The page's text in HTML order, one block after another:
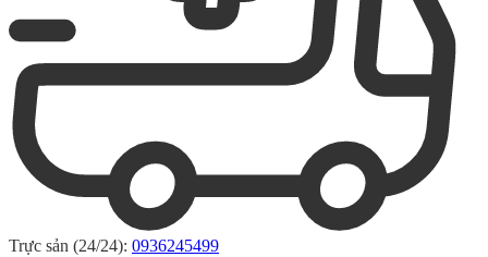
Trực sản (24/24): 0936245499